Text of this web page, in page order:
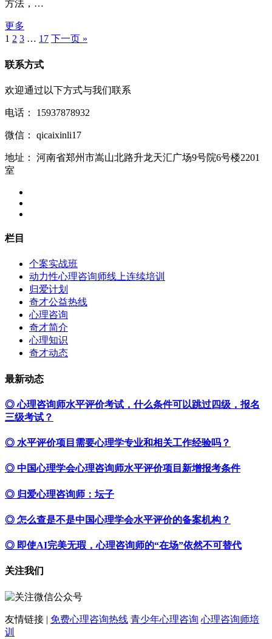
方法，…
更多
1 2 3 … 17 下一页 »
联系方式
欢迎通过以下方式与我们联系
电话： 15937878932
微信： qicaixinli17
地址：
河南省郑州市嵩山北路升龙天汇广场9号院6号楼2201
室
栏目
个案实战班
动力性心理咨询师线上连续培训
归爱计划
奇才公益热线
心理咨询
奇才简介
心理知识
奇才动态
最新动态
◎ 心理咨询师水平评价考试，什么条件可以跳过四级，报名
三级考试？
◎ 水平评价项目需要心理学专业和相关工作经验吗？
◎ 中国心理学会心理咨询师水平评价项目新增报考条件
◎ 归爱心理咨询师：坛子
◎ 怎么查是不是中国心理学会水平评价的备案机构？
◎ 即使AI完美无瑕，心理咨询师的“在场”依然不可替代
关注我们
友情链接 | 免费心理咨询热线 青少年心理咨询 心理咨询师培
训